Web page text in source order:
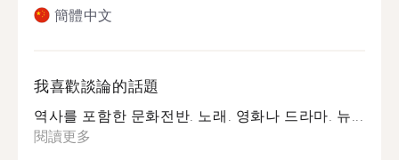
簡體中文
我喜歡談論的話題
역사를 포함한 문화전반. 노래. 영화나 드라마. 뉴...
閱讀更多